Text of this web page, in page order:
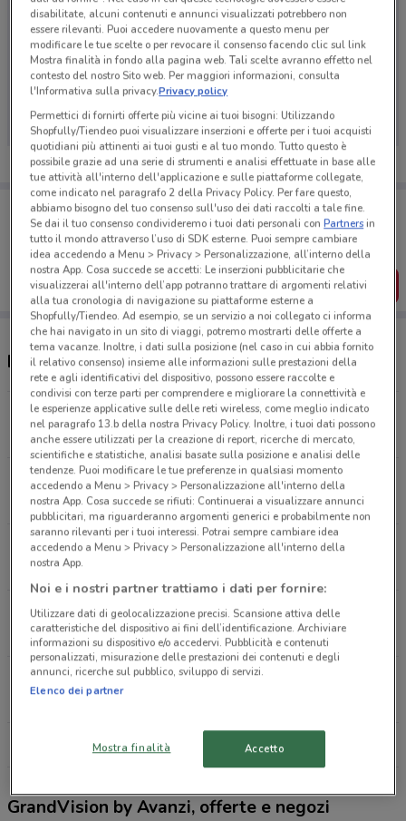
Ci dispiace, al momento non abbiamo pubblicato
volantini nella tua zona. Riprova più tardi.
Porta DoveConviene sempre con te!
Puoi trovare le migliori offerte dei negozi vicino a te,
salvarle e creare la tua lista del risparmio, comodamente
dal tuo cellulare.
SCARICA L’APP
Negozi GrandVision by Avanzi a Rho
Via Giuseppe Eugenio Luraghi, 11 Arese
3.9 km
CHIUSO
Via Quarenghi, 23 Milano
6.9 km
CHIUSO
Via Togliatti, 2 Rescaldina
10.6 km
Piazza Tre Torri Snc Milano
10.7 km
CHIUSO
Via Rubens, 14 Milano
10.8 km
CHIUSO
Tutti i negozi GrandVision by Avanzi
GrandVision by Avanzi, offerte e negozi
disabilitate, alcuni contenuti e annunci visualizzati potrebbero non
essere rilevanti. Puoi accedere nuovamente a questo menu per
modificare le tue scelte o per revocare il consenso facendo clic sul link
Mostra finalità in fondo alla pagina web. Tali scelte avranno effetto nel
contesto del nostro Sito web. Per maggiori informazioni, consulta
l'Informativa sulla privacy.Privacy policy
Permettici di fornirti offerte più vicine ai tuoi bisogni: Utilizzando
Shopfully/Tiendeo puoi visualizzare inserzioni e offerte per i tuoi acquisti
quotidiani più attinenti ai tuoi gusti e al tuo mondo. Tutto questo è
possibile grazie ad una serie di strumenti e analisi effettuate in base alle
tue attività all'interno dell'applicazione e sulle piattaforme collegate,
come indicato nel paragrafo 2 della Privacy Policy. Per fare questo,
abbiamo bisogno del tuo consenso sull'uso dei dati raccolti a tale fine.
Se dai il tuo consenso condivideremo i tuoi dati personali conPartnersin
tutto il mondo attraverso l’uso di SDK esterne. Puoi sempre cambiare
idea accedendo a Menu > Privacy > Personalizzazione, all’interno della
nostra App. Cosa succede se accetti: Le inserzioni pubblicitarie che
visualizzerai all'interno dell’app potranno trattare di argomenti relativi
alla tua cronologia di navigazione su piattaforme esterne a
Shopfully/Tiendeo. Ad esempio, se un servizio a noi collegato ci informa
che hai navigato in un sito di viaggi, potremo mostrarti delle offerte a
tema vacanze. Inoltre, i dati sulla posizione (nel caso in cui abbia fornito
il relativo consenso) insieme alle informazioni sulle prestazioni della
rete e agli identificativi del dispositivo, possono essere raccolte e
condivisi con terze parti per comprendere e migliorare la connettività e
le esperienze applicative sulle delle reti wireless, come meglio indicato
nel paragrafo 13.b della nostra Privacy Policy. Inoltre, i tuoi dati possono
anche essere utilizzati per la creazione di report, ricerche di mercato,
scientifiche e statistiche, analisi basate sulla posizione e analisi delle
tendenze. Puoi modificare le tue preferenze in qualsiasi momento
accedendo a Menu > Privacy > Personalizzazione all'interno della
nostra App. Cosa succede se rifiuti: Continuerai a visualizzare annunci
pubblicitari, ma riguarderanno argomenti generici e probabilmente non
saranno rilevanti per i tuoi interessi. Potrai sempre cambiare idea
accedendo a Menu > Privacy > Personalizzazione all'interno della
nostra App.
Noi e i nostri partner trattiamo i dati per fornire:
Utilizzare dati di geolocalizzazione precisi. Scansione attiva delle
caratteristiche del dispositivo ai fini dell’identificazione. Archiviare
informazioni su dispositivo e/o accedervi. Pubblicità e contenuti
personalizzati, misurazione delle prestazioni dei contenuti e degli
annunci, ricerche sul pubblico, sviluppo di servizi.
Elenco dei partner
Mostra finalità Accetto